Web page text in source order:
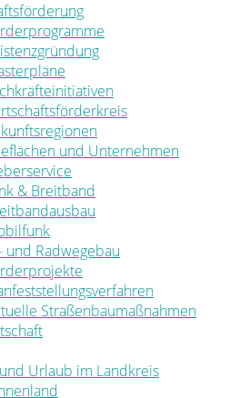
und Unternehmen
& Breitband
und Radwegebau
Straßenbaumaßnahmen
Urlaub im Landkreis